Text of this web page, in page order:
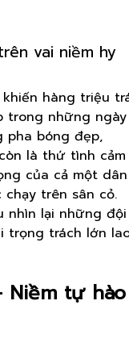
vai niềm hy
hàng triệu
trong những ngày
pha bóng đẹp,
là thứ tình cảm
của cả một dân
trên sân cỏ.
nhìn lại những đội
trọng trách lớn
Niềm tự hào